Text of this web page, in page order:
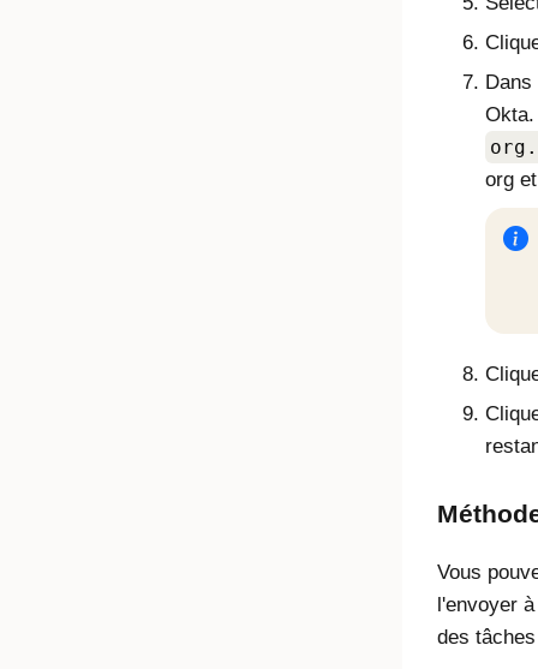
Dans
org
Vous
l'envoyer
des